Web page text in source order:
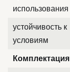
использования
устойчивость к
условиям
Комплектация